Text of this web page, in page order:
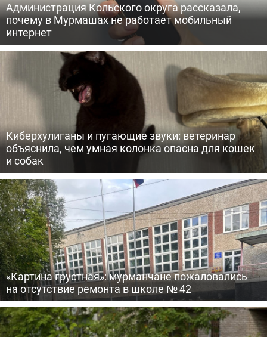
Администрация Кольского округа рассказала,
почему в Мурмашах не работает мобильный
интернет
Киберхулиганы и пугающие звуки: ветеринар
объяснила, чем умная колонка опасна для кошек
и собак
«Картина грустная»: мурманчане пожаловались
на отсутствие ремонта в школе № 42